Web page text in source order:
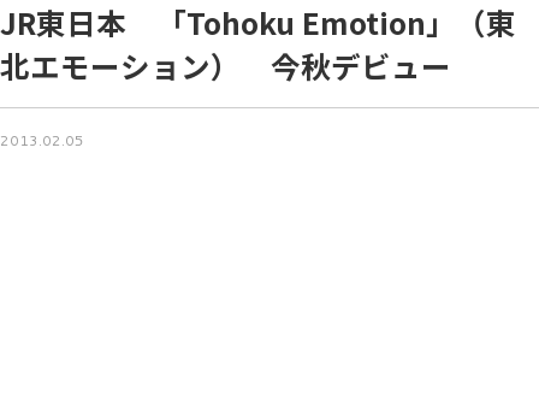
JR東日本 「Tohoku Emotion」（東
北エモーション） 今秋デビュー
2013.02.05